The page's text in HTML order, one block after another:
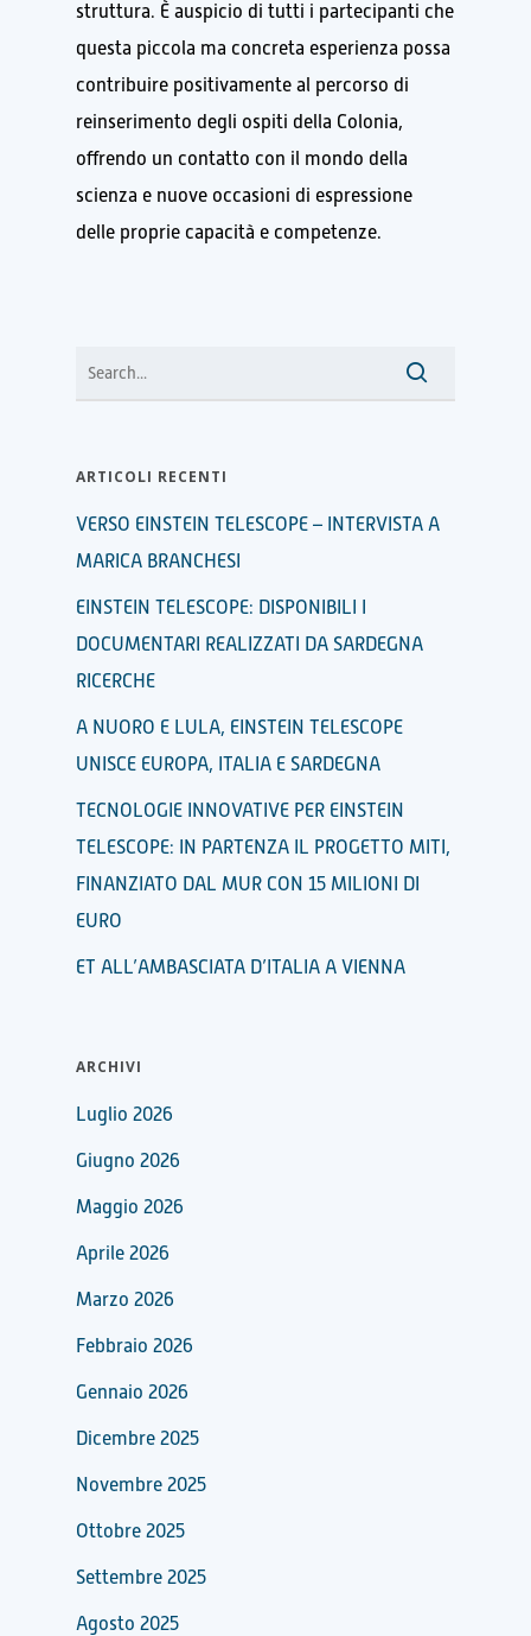
struttura. È auspicio di tutti i partecipanti che
questa piccola ma concreta esperienza possa
contribuire positivamente al percorso di
reinserimento degli ospiti della Colonia,
offrendo un contatto con il mondo della
scienza e nuove occasioni di espressione
delle proprie capacità e competenze.
ARTICOLI RECENTI
VERSO EINSTEIN TELESCOPE – INTERVISTA A
MARICA BRANCHESI
EINSTEIN TELESCOPE: DISPONIBILI I
DOCUMENTARI REALIZZATI DA SARDEGNA
RICERCHE
A NUORO E LULA, EINSTEIN TELESCOPE
UNISCE EUROPA, ITALIA E SARDEGNA
TECNOLOGIE INNOVATIVE PER EINSTEIN
TELESCOPE: IN PARTENZA IL PROGETTO MITI,
FINANZIATO DAL MUR CON 15 MILIONI DI
EURO
ET ALL’AMBASCIATA D’ITALIA A VIENNA
ARCHIVI
Luglio 2026
Giugno 2026
Maggio 2026
Aprile 2026
Marzo 2026
Febbraio 2026
Gennaio 2026
Dicembre 2025
Novembre 2025
Ottobre 2025
Settembre 2025
Agosto 2025